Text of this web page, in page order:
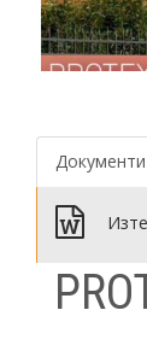
Документи